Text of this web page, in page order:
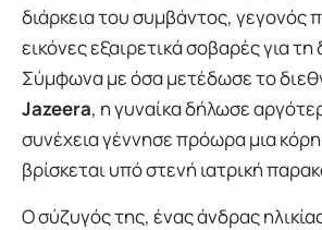
διάρκεια του συμβάντος, γεγονός
εικόνες εξαιρετικά σοβαρές για
Σύμφωνα με όσα μετέδωσε το
Jazeera, η γυναίκα δήλωσε
συνέχεια γέννησε πρόωρα μια
βρίσκεται υπό στενή ιατρική
Ο σύζυγός της, ένας άνδρας